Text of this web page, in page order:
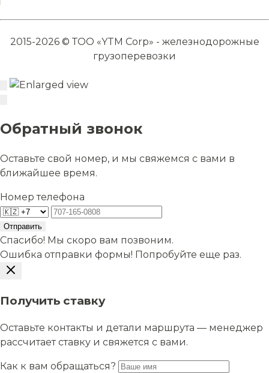
2015-2026 © ТОО «YTM Corp» - железнодорожные
грузоперевозки
Обратный звонок
Оставьте свой номер, и мы свяжемся с вами в
ближайшее время.
Номер телефона
Отправить
Спасибо! Мы скоро вам позвоним.
Ошибка отправки формы! Попробуйте еще раз.
Получить ставку
Оставьте контакты и детали маршрута — менеджер
рассчитает ставку и свяжется с вами.
Как к вам обращаться?